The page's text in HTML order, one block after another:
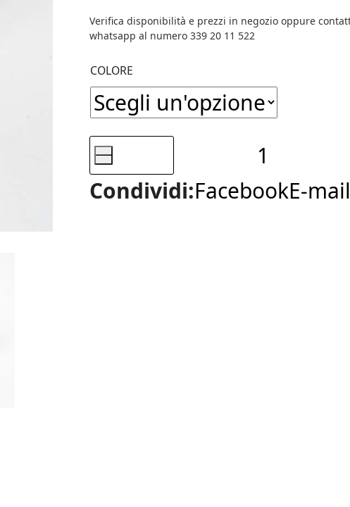
COLORE
TUNDERBALL,
BABBUCCIA
-
Condividi:FacebookE-mail